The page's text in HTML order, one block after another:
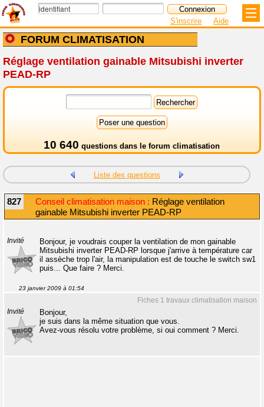
FORUM CLIMATISATION
S'inscrire Aide
Réglage ventilation gainable Mitsubishi inverter
PEAD-RP
10 640 questions dans le forum climatisation
Liste des questions
827 Conseil climatisation maison : Réglage ventilation
gainable Mitsubishi inverter PEAD-RP
Invité
Bonjour, je voudrais couper la ventilation de mon gainable
Mitsubishi inverter PEAD-RP lorsque j'arrive à température car
il assèche trop l'air, la manipulation est de touche le switch sw1
puis... Que faire ? Merci.
23 janvier 2009 à 01:54
Fiches 1 travaux climatisation maison
Invité
Bonjour,
je suis dans la même situation que vous.
Avez-vous résolu votre problème, si oui comment ? Merci.